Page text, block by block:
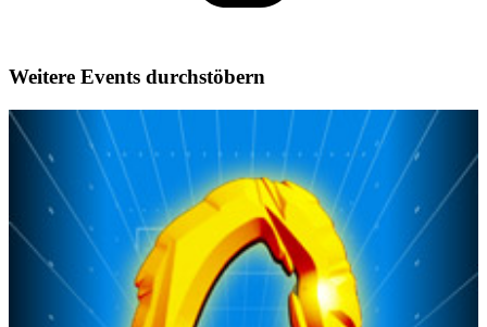
Weitere Events durchstöbern